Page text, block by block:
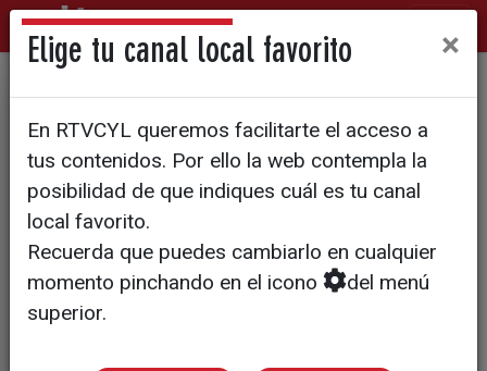
Un jurado 5 estrellas
Elige tu canal local favorito ×
En RTVCYL queremos facilitarte el acceso a
tus contenidos. Por ello la web contempla la
posibilidad de que indiques cuál es tu canal
local favorito.
Recuerda que puedes cambiarlo en cualquier
momento pinchando en el icono
del menú
superior.